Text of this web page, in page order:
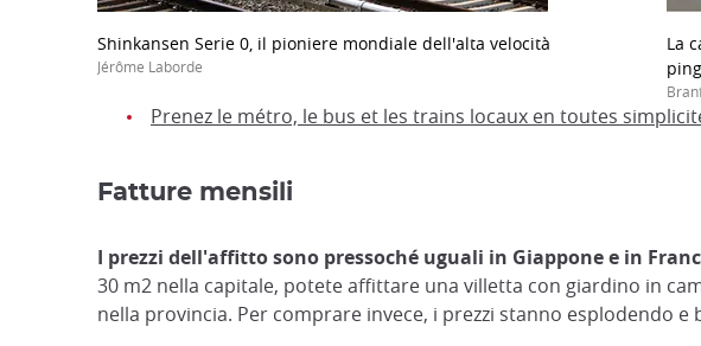
Shinkansen Serie 0, il pioniere mondiale dell'alta velocità
Jérôme Laborde
La
Prenez le métro, le bus et les trains locaux en toutes
Fatture mensili
I prezzi dell'affitto sono pressoché uguali in Giappone e in
30 m2 nella capitale, potete affittare una villetta con giardino in
nella provincia. Per comprare invece, i prezzi stanno esplodendo